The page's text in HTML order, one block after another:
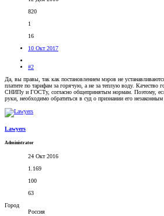
820
1
16
10 Окт 2017
#2
Да, вы правы, так как постановлением мэров не
платите по тарифам за горячую, а не за теплую воду. Качество
СНИПу и ГОСТу, согласно общепринятым нормам. Поэтому,
руки, необходимо обратиться в суд о признании его
Lawyers
Administrator
24 Окт 2016
1.169
100
63
Город
Россия